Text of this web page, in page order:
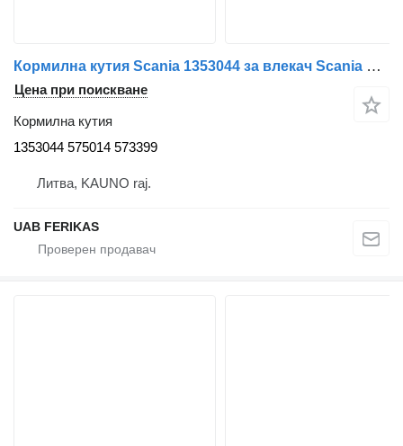
Кормилна кутия Scania 1353044 за влекач Scania G P R
Цена при поискване
Кормилна кутия
1353044 575014 573399
Литва, KAUNO raj.
UAB FERIKAS